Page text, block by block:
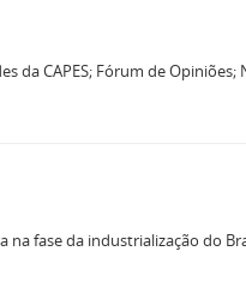
da CAPES; Fórum de
fase da industrialização do